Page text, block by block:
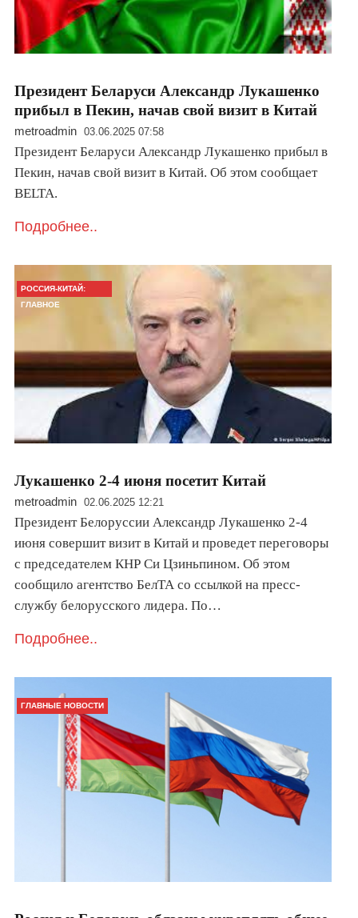
Президент Беларуси Александр Лукашенко
прибыл в Пекин, начав свой визит в Китай
metroadmin 03.06.2025 07:58
Президент Беларуси Александр Лукашенко прибыл в
Пекин, начав свой визит в Китай. Об этом сообщает
BELTA.
Подробнее..
РОССИЯ-КИТАЙ:
ГЛАВНОЕ
Лукашенко 2-4 июня посетит Китай
metroadmin 02.06.2025 12:21
Президент Белоруссии Александр Лукашенко 2-4
июня совершит визит в Китай и проведет переговоры
с председателем КНР Си Цзиньпином. Об этом
сообщило агентство БелТА со ссылкой на пресс-
службу белорусского лидера. По…
Подробнее..
ГЛАВНЫЕ НОВОСТИ